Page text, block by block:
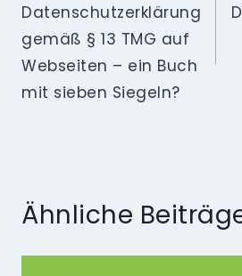
Datenschutzerklärung
gemäß § 13 TMG auf
Webseiten – ein Buch
mit sieben Siegeln?
Ähnliche